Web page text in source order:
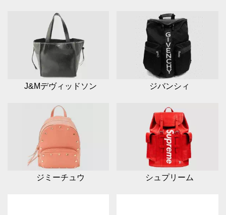
J&Mデヴィッドソン ジバンシィ
ジミーチュウ シュプリーム